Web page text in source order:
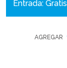
Entrada: Gratis
AGREGAR